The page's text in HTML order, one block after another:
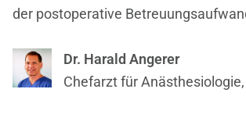
der postoperative
Dr. Harald Angerer
Chefarzt für